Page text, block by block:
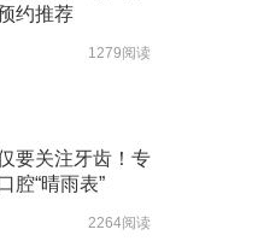
约推荐
1279阅读
要关注牙齿！专
腔“晴雨表”
2264阅读